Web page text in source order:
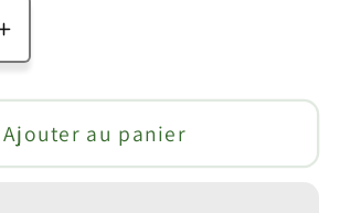
Augmenter
la
quantité
de
Oignon
Ajouter au panier